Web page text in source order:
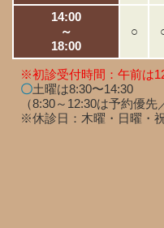
14:00
～
18:00
○
※初診受付時間：午前は
〇土曜は8:30〜14:30
（8:30～12:30は予約優先
※休診日：木曜・日曜・